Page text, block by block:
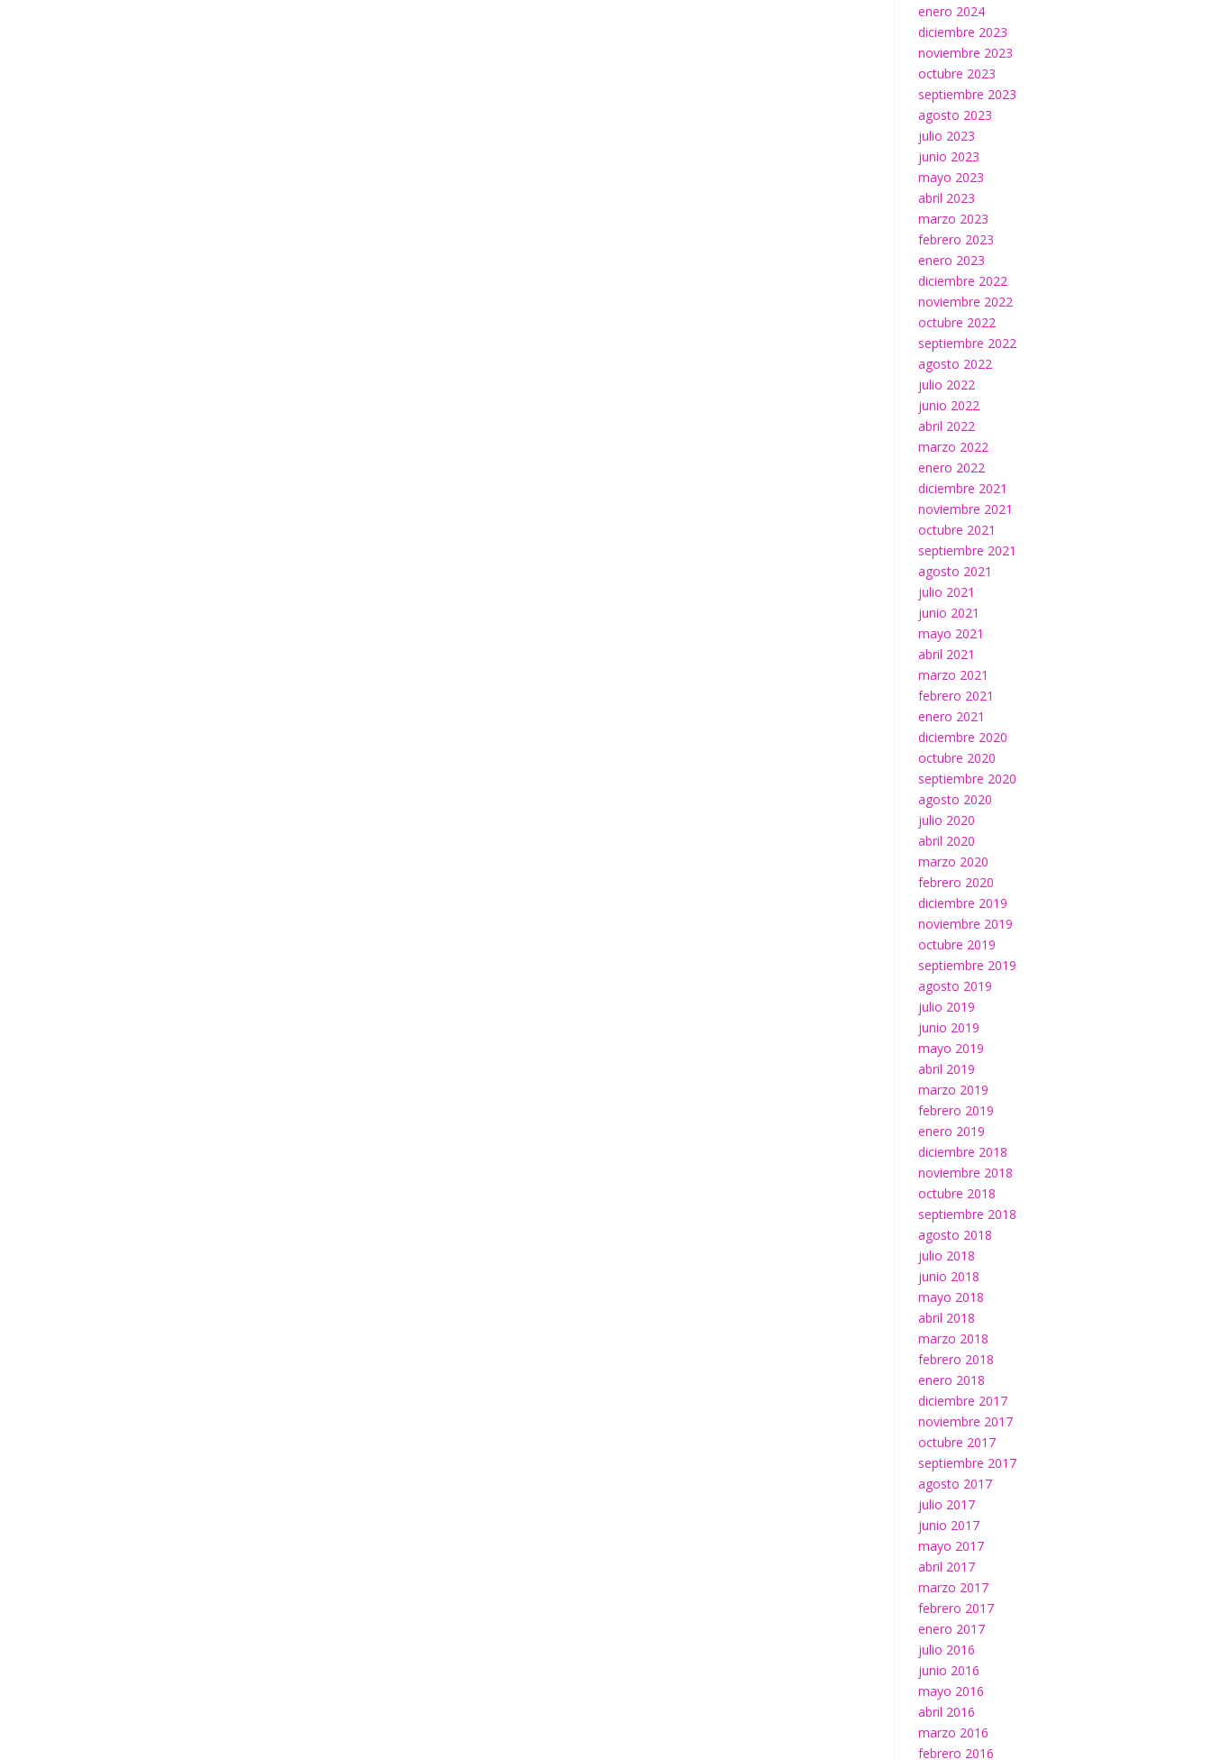
enero 2024
diciembre 2023
noviembre 2023
octubre 2023
septiembre 2023
agosto 2023
julio 2023
junio 2023
mayo 2023
abril 2023
marzo 2023
febrero 2023
enero 2023
diciembre 2022
noviembre 2022
octubre 2022
septiembre 2022
agosto 2022
julio 2022
junio 2022
abril 2022
marzo 2022
enero 2022
diciembre 2021
noviembre 2021
octubre 2021
septiembre 2021
agosto 2021
julio 2021
junio 2021
mayo 2021
abril 2021
marzo 2021
febrero 2021
enero 2021
diciembre 2020
octubre 2020
septiembre 2020
agosto 2020
julio 2020
abril 2020
marzo 2020
febrero 2020
diciembre 2019
noviembre 2019
octubre 2019
septiembre 2019
agosto 2019
julio 2019
junio 2019
mayo 2019
abril 2019
marzo 2019
febrero 2019
enero 2019
diciembre 2018
noviembre 2018
octubre 2018
septiembre 2018
agosto 2018
julio 2018
junio 2018
mayo 2018
abril 2018
marzo 2018
febrero 2018
enero 2018
diciembre 2017
noviembre 2017
octubre 2017
septiembre 2017
agosto 2017
julio 2017
junio 2017
mayo 2017
abril 2017
marzo 2017
febrero 2017
enero 2017
julio 2016
junio 2016
mayo 2016
abril 2016
marzo 2016
febrero 2016